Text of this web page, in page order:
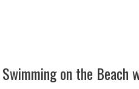
on the Beach